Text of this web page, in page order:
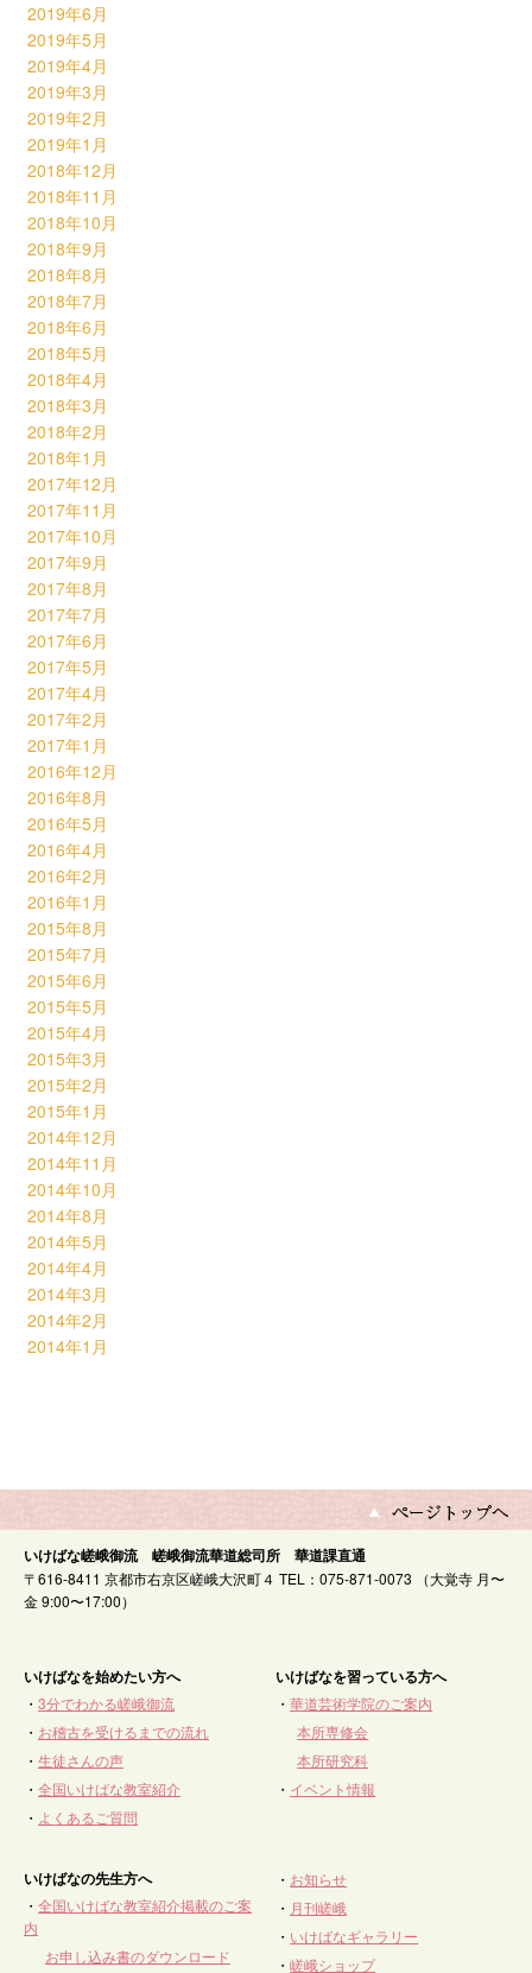
2019年6月
2019年5月
2019年4月
2019年3月
2019年2月
2019年1月
2018年12月
2018年11月
2018年10月
2018年9月
2018年8月
2018年7月
2018年6月
2018年5月
2018年4月
2018年3月
2018年2月
2018年1月
2017年12月
2017年11月
2017年10月
2017年9月
2017年8月
2017年7月
2017年6月
2017年5月
2017年4月
2017年2月
2017年1月
2016年12月
2016年8月
2016年5月
2016年4月
2016年2月
2016年1月
2015年8月
2015年7月
2015年6月
2015年5月
2015年4月
2015年3月
2015年2月
2015年1月
2014年12月
2014年11月
2014年10月
2014年8月
2014年5月
2014年4月
2014年3月
2014年2月
2014年1月
いけばな嵯峨御流 嵯峨御流華道総司所 華道課直通
〒616-8411 京都市右京区嵯峨大沢町４ TEL：075-871-0073 （大覚寺 月〜
金 9:00〜17:00）
いけばなを始めたい方へ
・ 3分でわかる嵯峨御流
・ お稽古を受けるまでの流れ
・ 生徒さんの声
・ 全国いけばな教室紹介
・ よくあるご質問
いけばなを習っている方へ
・華道芸術学院のご案内
本所専修会
本所研究科
・ イベント情報
いけばなの先生方へ
・ 全国いけばな教室紹介掲載のご案
内
お申し込み書のダウンロード
・ お知らせ
・ 月刊嵯峨
・ いけばなギャラリー
・嵯峨ショップ